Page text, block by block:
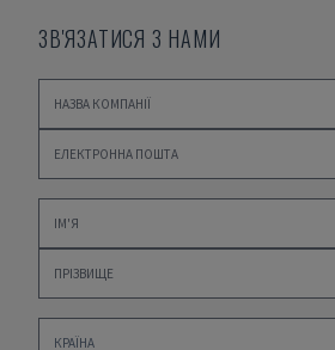
ЗВ'ЯЗАТИСЯ З НАМИ